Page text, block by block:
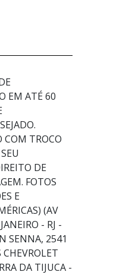
EM ATÉ 60
COM TROCO
DE
FOTOS
E
(AV
- RJ -
SENNA, 2541
DA TIJUCA -